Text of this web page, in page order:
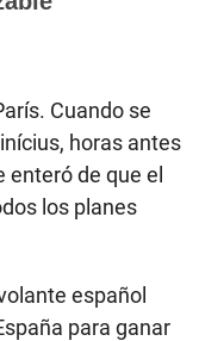
Cuando se
horas antes
enteró de que el
los planes
español
para ganar